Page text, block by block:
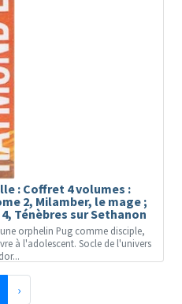
: Coffret 4 volumes :
2, Milamber, le mage ;
Ténèbres sur Sethanon
orphelin Pug comme disciple,
à l'adolescent. Socle de l'univers
courante)
›Suivante